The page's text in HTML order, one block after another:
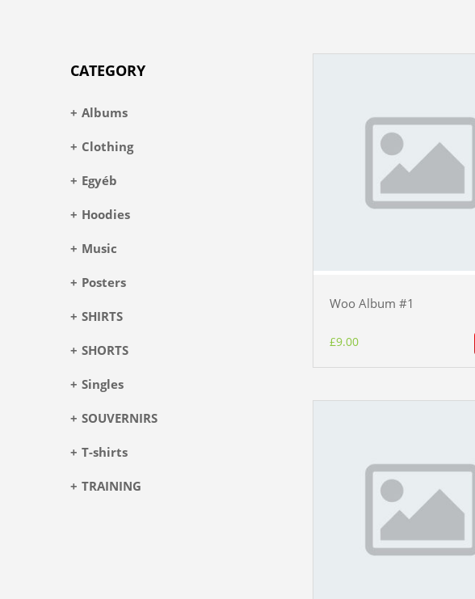
CATEGORY
Albums
Clothing
Egyéb
Hoodies
Music
Posters
SHIRTS
SHORTS
Singles
SOUVERNIRS
T-shirts
TRAINING
Woo Album #1
£9.00